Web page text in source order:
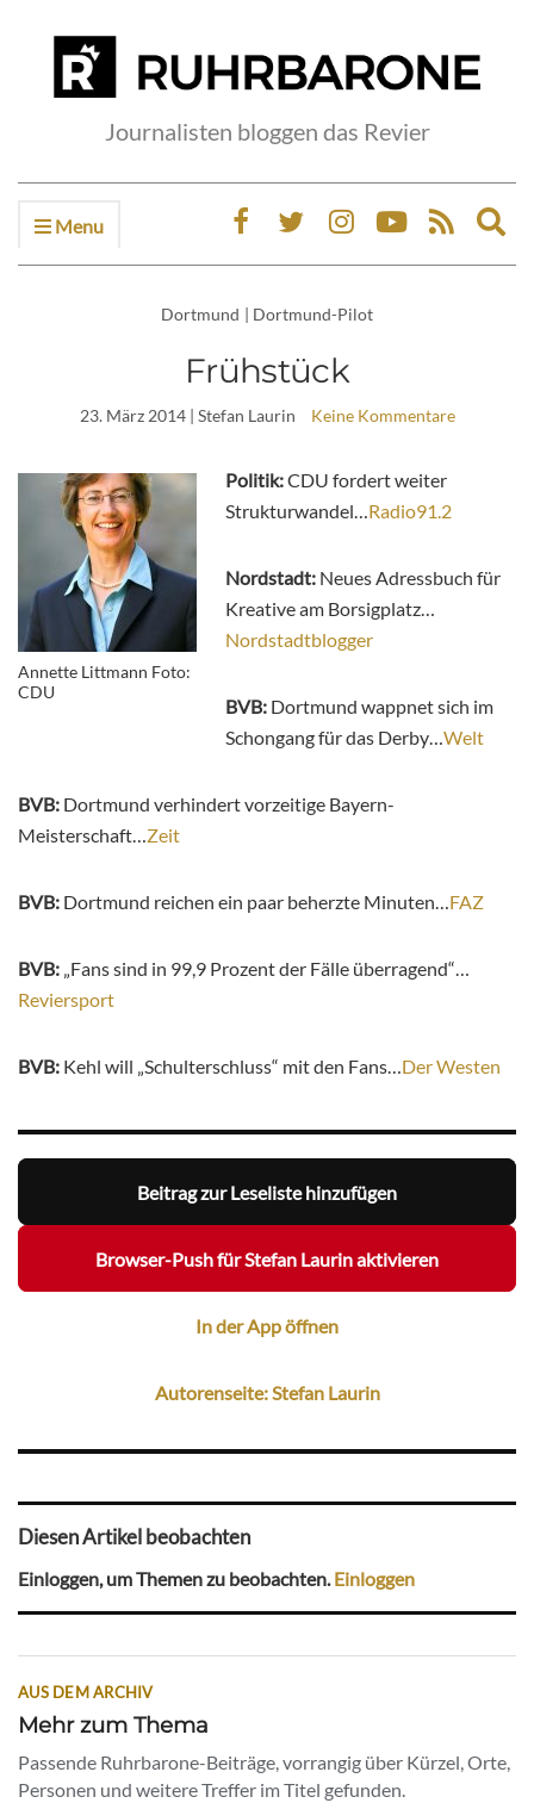
Journalisten bloggen das Revier
Menu
Dortmund | Dortmund-Pilot
Frühstück
23. März 2014| Stefan Laurin Keine Kommentare
Annette Littmann Foto:
CDU
Politik:CDU fordert weiter
Strukturwandel…Radio91.2
Nordstadt: Neues Adressbuch für
Kreative am Borsigplatz…
Nordstadtblogger
BVB: Dortmund wappnet sich im
Schongang für das Derby…Welt
BVB: Dortmund verhindert vorzeitige Bayern-
Meisterschaft…Zeit
BVB: Dortmund reichen ein paar beherzte Minuten…FAZ
BVB: „Fans sind in 99,9 Prozent der Fälle überragend“…
Reviersport
BVB: Kehl will „Schulterschluss“ mit den Fans…Der Westen
Beitrag zur Leseliste hinzufügen
Browser-Push für Stefan Laurin aktivieren
In der App öffnen
Autorenseite: Stefan Laurin
Diesen Artikel beobachten
Einloggen, um Themen zu beobachten.Einloggen
AUS DEM ARCHIV
Mehr zum Thema
Passende Ruhrbarone-Beiträge, vorrangig über Kürzel, Orte,
Personen und weitere Treffer im Titel gefunden.